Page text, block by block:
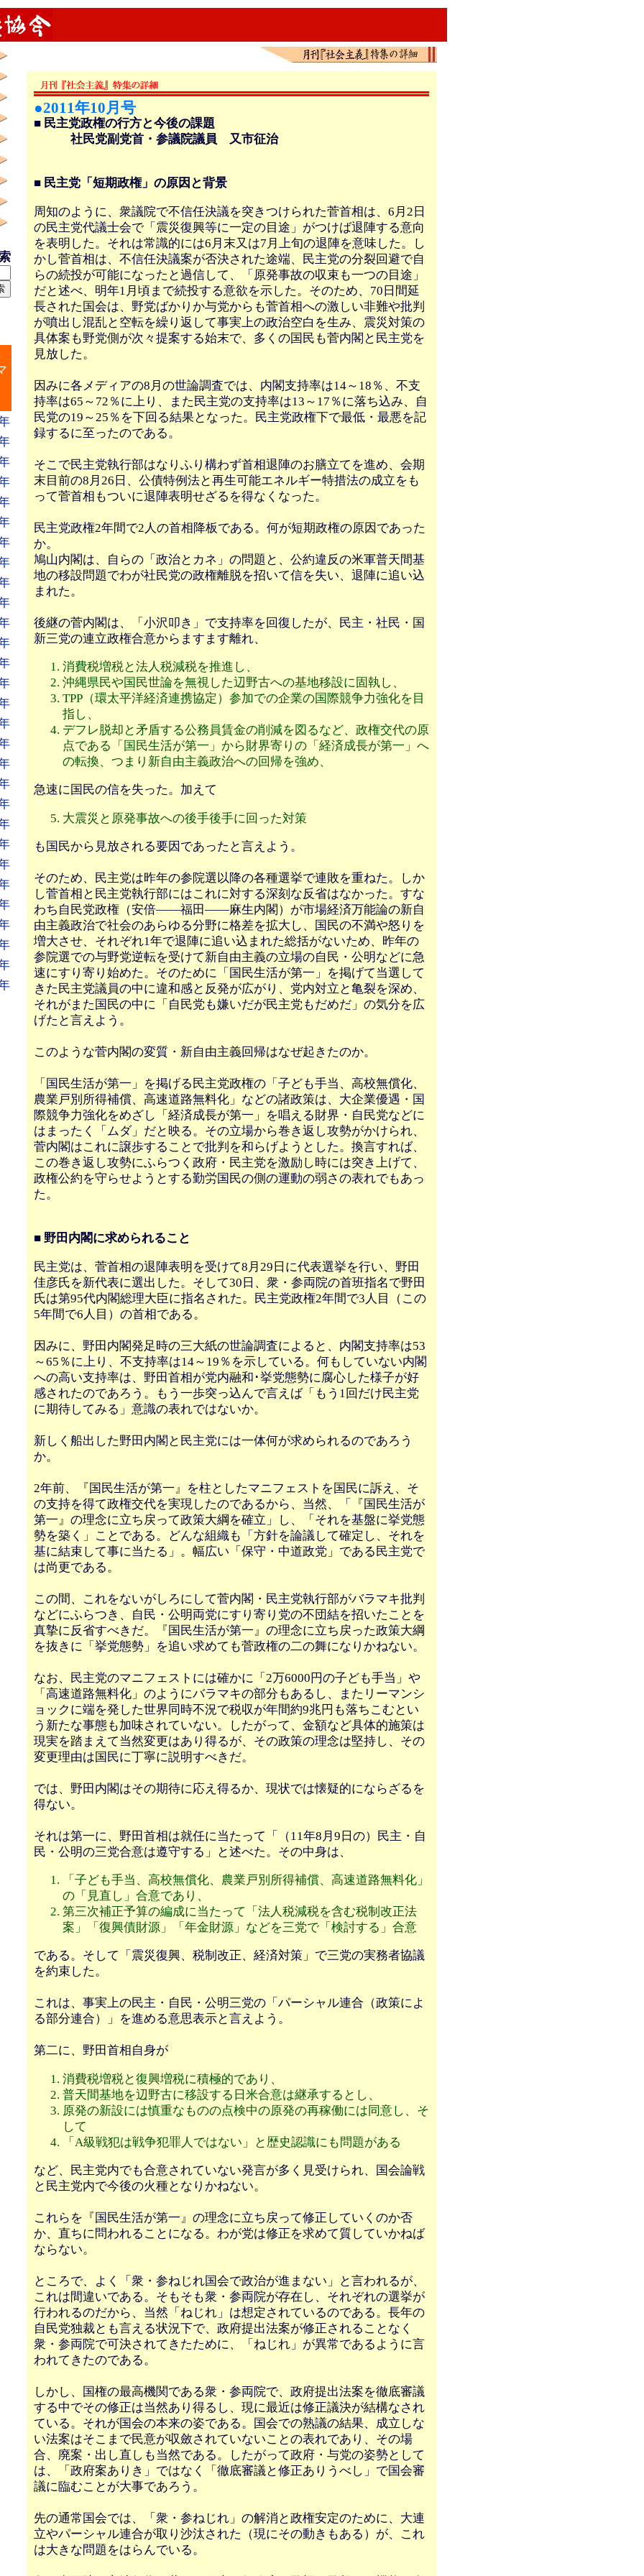
●2011年10月号
■ 民主党政権の行方と今後の課題
社民党副党首・参議院議員 又市征治
■ 民主党「短期政権」の原因と背景
周知のように、衆議院で不信任決議を突きつけられた菅首相は、6月2日
の民主党代議士会で「震災復興等に一定の目途」がつけば退陣する意向
を表明した。それは常識的には6月末又は7月上旬の退陣を意味した。し
かし菅首相は、不信任決議案が否決された途端、民主党の分裂回避で自
らの続投が可能になったと過信して、「原発事故の収束も一つの目途」
だと述べ、明年1月頃まで続投する意欲を示した。そのため、70日間延
長された国会は、野党ばかりか与党からも菅首相への激しい非難や批判
が噴出し混乱と空転を繰り返して事実上の政治空白を生み、震災対策の
具体案も野党側が次々提案する始末で、多くの国民も菅内閣と民主党を
見放した。
因みに各メディアの8月の世論調査では、内閣支持率は14～18％、不支
持率は65～72％に上り、また民主党の支持率は13～17％に落ち込み、自
民党の19～25％を下回る結果となった。民主党政権下で最低・最悪を記
録するに至ったのである。
そこで民主党執行部はなりふり構わず首相退陣のお膳立てを進め、会期
末目前の8月26日、公債特例法と再生可能エネルギー特措法の成立をも
って菅首相もついに退陣表明せざるを得なくなった。
民主党政権2年間で2人の首相降板である。何が短期政権の原因であった
か。
鳩山内閣は、自らの「政治とカネ」の問題と、公約違反の米軍普天間基
地の移設問題でわが社民党の政権離脱を招いて信を失い、退陣に追い込
まれた。
後継の菅内閣は、「小沢叩き」で支持率を回復したが、民主・社民・国
新三党の連立政権合意からますます離れ、
消費税増税と法人税減税を推進し、
沖縄県民や国民世論を無視した辺野古への基地移設に固執し、
TPP（環太平洋経済連携協定）参加での企業の国際競争力強化を目
指し、
デフレ脱却と矛盾する公務員賃金の削減を図るなど、政権交代の原
点である「国民生活が第一」から財界寄りの「経済成長が第一」へ
の転換、つまり新自由主義政治への回帰を強め、
急速に国民の信を失った。加えて
大震災と原発事故への後手後手に回った対策
も国民から見放される要因であったと言えよう。
そのため、民主党は昨年の参院選以降の各種選挙で連敗を重ねた。しか
し菅首相と民主党執行部にはこれに対する深刻な反省はなかった。すな
わち自民党政権（安倍――福田――麻生内閣）が市場経済万能論の新自
由主義政治で社会のあらゆる分野に格差を拡大し、国民の不満や怒りを
増大させ、それぞれ1年で退陣に追い込まれた総括がないため、昨年の
参院選での与野党逆転を受けて新自由主義の立場の自民・公明などに急
速にすり寄り始めた。そのために「国民生活が第一」を掲げて当選して
きた民主党議員の中に違和感と反発が広がり、党内対立と亀裂を深め、
それがまた国民の中に「自民党も嫌いだが民主党もだめだ」の気分を広
げたと言えよう。
このような菅内閣の変質・新自由主義回帰はなぜ起きたのか。
「国民生活が第一」を掲げる民主党政権の「子ども手当、高校無償化、
農業戸別所得補償、高速道路無料化」などの諸政策は、大企業優遇・国
際競争力強化をめざし「経済成長が第一」を唱える財界・自民党などに
はまったく「ムダ」だと映る。その立場から巻き返し攻勢がかけられ、
菅内閣はこれに譲歩することで批判を和らげようとした。換言すれば、
この巻き返し攻勢にふらつく政府・民主党を激励し時には突き上げて、
政権公約を守らせようとする勤労国民の側の運動の弱さの表れでもあっ
た。
■ 野田内閣に求められること
民主党は、菅首相の退陣表明を受けて8月29日に代表選挙を行い、野田
佳彦氏を新代表に選出した。そして30日、衆・参両院の首班指名で野田
氏は第95代内閣総理大臣に指名された。民主党政権2年間で3人目（この
5年間で6人目）の首相である。
因みに、野田内閣発足時の三大紙の世論調査によると、内閣支持率は53
～65％に上り、不支持率は14～19％を示している。何もしていない内閣
への高い支持率は、野田首相が党内融和･挙党態勢に腐心した様子が好
感されたのであろう。もう一歩突っ込んで言えば「もう1回だけ民主党
に期待してみる」意識の表れではないか。
新しく船出した野田内閣と民主党には一体何が求められるのであろう
か。
2年前、『国民生活が第一』を柱としたマニフェストを国民に訴え、そ
の支持を得て政権交代を実現したのであるから、当然、「『国民生活が
第一』の理念に立ち戻って政策大綱を確立」し、「それを基盤に挙党態
勢を築く」ことである。どんな組織も「方針を論議して確定し、それを
基に結束して事に当たる」。幅広い「保守・中道政党」である民主党で
は尚更である。
この間、これをないがしろにして菅内閣・民主党執行部がバラマキ批判
などにふらつき、自民・公明両党にすり寄り党の不団結を招いたことを
真摯に反省すべきだ。『国民生活が第一』の理念に立ち戻った政策大綱
を抜きに「挙党態勢」を追い求めても菅政権の二の舞になりかねない。
なお、民主党のマニフェストには確かに「2万6000円の子ども手当」や
「高速道路無料化」のようにバラマキの部分もあるし、またリーマンシ
ョックに端を発した世界同時不況で税収が年間約9兆円も落ちこむとい
う新たな事態も加味されていない。したがって、金額など具体的施策は
現実を踏まえて当然変更はあり得るが、その政策の理念は堅持し、その
変更理由は国民に丁寧に説明すべきだ。
では、野田内閣はその期待に応え得るか、現状では懐疑的にならざるを
得ない。
それは第一に、野田首相は就任に当たって「（11年8月9日の）民主・自
民・公明の三党合意は遵守する」と述べた。その中身は、
「子ども手当、高校無償化、農業戸別所得補償、高速道路無料化」
の「見直し」合意であり、
第三次補正予算の編成に当たって「法人税減税を含む税制改正法
案」「復興債財源」「年金財源」などを三党で「検討する」合意
である。そして「震災復興、税制改正、経済対策」で三党の実務者協議
を約束した。
これは、事実上の民主・自民・公明三党の「パーシャル連合（政策によ
る部分連合）」を進める意思表示と言えよう。
第二に、野田首相自身が
消費税増税と復興増税に積極的であり、
普天間基地を辺野古に移設する日米合意は継承するとし、
原発の新設には慎重なものの点検中の原発の再稼働には同意し、そ
して
「A級戦犯は戦争犯罪人ではない」と歴史認識にも問題がある
など、民主党内でも合意されていない発言が多く見受けられ、国会論戦
と民主党内で今後の火種となりかねない。
これらを『国民生活が第一』の理念に立ち戻って修正していくのか否
か、直ちに問われることになる。わが党は修正を求めて質していかねば
ならない。
ところで、よく「衆・参ねじれ国会で政治が進まない」と言われるが、
これは間違いである。そもそも衆・参両院が存在し、それぞれの選挙が
行われるのだから、当然「ねじれ」は想定されているのである。長年の
自民党独裁とも言える状況下で、政府提出法案が修正されることなく
衆・参両院で可決されてきたために、「ねじれ」が異常であるように言
われてきたのである。
しかし、国権の最高機関である衆・参両院で、政府提出法案を徹底審議
する中でその修正は当然あり得るし、現に最近は修正議決が結構なされ
ている。それが国会の本来の姿である。国会での熟議の結果、成立しな
い法案はそこまで民意が収斂されていないことの表れであり、その場
合、廃案・出し直しも当然である。したがって政府・与党の姿勢として
は、「政府案ありき」ではなく「徹底審議と修正ありうべし」で国会審
議に臨むことが大事であろう。
先の通常国会では、「衆・参ねじれ」の解消と政権安定のために、大連
立やパーシャル連合が取り沙汰された（現にその動きもある）が、これ
は大きな問題をはらんでいる。